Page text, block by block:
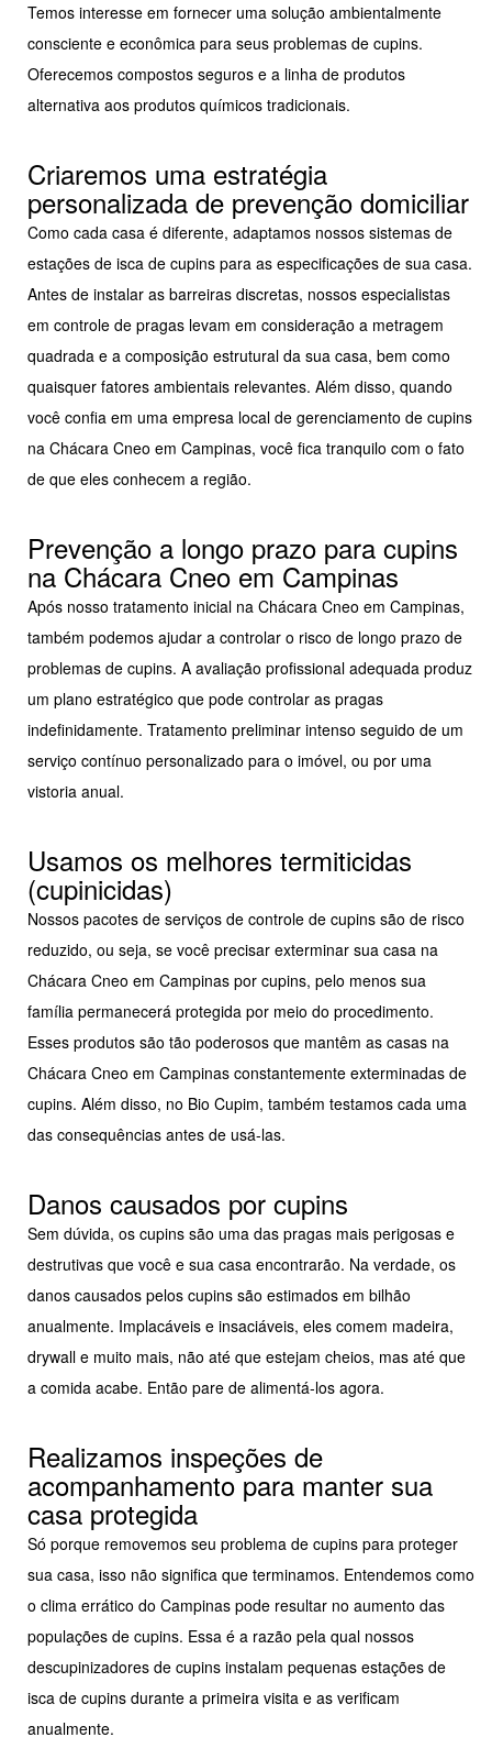
Temos interesse em fornecer uma solução ambientalmente
consciente e econômica para seus problemas de cupins.
Oferecemos compostos seguros e a linha de produtos
alternativa aos produtos químicos tradicionais.
Criaremos uma estratégia
personalizada de prevenção domiciliar
Como cada casa é diferente, adaptamos nossos sistemas de
estações de isca de cupins para as especificações de sua casa.
Antes de instalar as barreiras discretas, nossos especialistas
em controle de pragas levam em consideração a metragem
quadrada e a composição estrutural da sua casa, bem como
quaisquer fatores ambientais relevantes. Além disso, quando
você confia em uma empresa local de gerenciamento de cupins
na Chácara Cneo em Campinas, você fica tranquilo com o fato
de que eles conhecem a região.
Prevenção a longo prazo para cupins
na Chácara Cneo em Campinas
Após nosso tratamento inicial na Chácara Cneo em Campinas,
também podemos ajudar a controlar o risco de longo prazo de
problemas de cupins. A avaliação profissional adequada produz
um plano estratégico que pode controlar as pragas
indefinidamente. Tratamento preliminar intenso seguido de um
serviço contínuo personalizado para o imóvel, ou por uma
vistoria anual.
Usamos os melhores termiticidas
(cupinicidas)
Nossos pacotes de serviços de controle de cupins são de risco
reduzido, ou seja, se você precisar exterminar sua casa na
Chácara Cneo em Campinas por cupins, pelo menos sua
família permanecerá protegida por meio do procedimento.
Esses produtos são tão poderosos que mantêm as casas na
Chácara Cneo em Campinas constantemente exterminadas de
cupins. Além disso, no Bio Cupim, também testamos cada uma
das consequências antes de usá-las.
Danos causados por cupins
Sem dúvida, os cupins são uma das pragas mais perigosas e
destrutivas que você e sua casa encontrarão. Na verdade, os
danos causados pelos cupins são estimados em bilhão
anualmente. Implacáveis e insaciáveis, eles comem madeira,
drywall e muito mais, não até que estejam cheios, mas até que
a comida acabe. Então pare de alimentá-los agora.
Realizamos inspeções de
acompanhamento para manter sua
casa protegida
Só porque removemos seu problema de cupins para proteger
sua casa, isso não significa que terminamos. Entendemos como
o clima errático do Campinas pode resultar no aumento das
populações de cupins. Essa é a razão pela qual nossos
descupinizadores de cupins instalam pequenas estações de
isca de cupins durante a primeira visita e as verificam
anualmente.